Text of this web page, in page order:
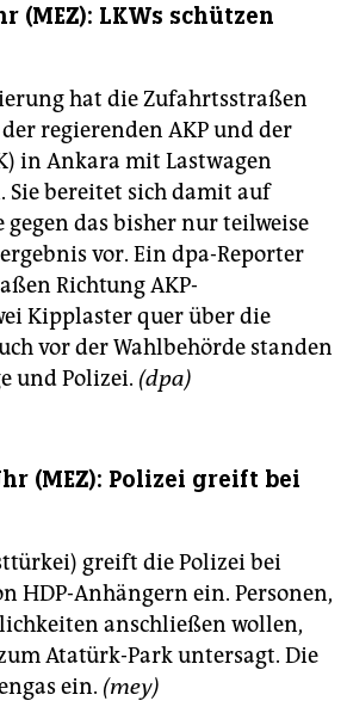
(MEZ): LKWs schützen
hat die Zufahrtsstraßen
regierenden AKP und der
in Ankara mit Lastwagen
Sie bereitet sich damit auf
gegen das bisher nur teilweise
vor. Ein dpa-Reporter
Richtung AKP-
Kipplaster quer über die
vor der Wahlbehörde standen
und Polizei. (dpa)
(MEZ): Polizei greift bei
greift die Polizei bei
HDP-Anhängern ein. Personen,
anschließen wollen,
Atatürk-Park untersagt. Die
ein. (mey)